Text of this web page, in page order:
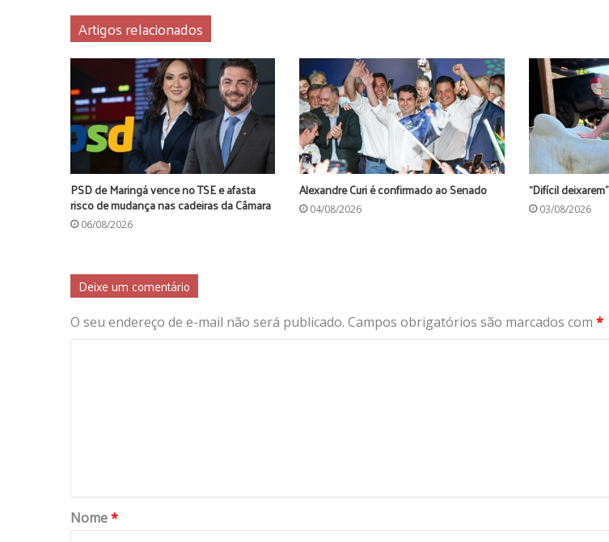
Artigos relacionados
PSD de Maringá vence no TSE e afasta
risco de mudança nas cadeiras da Câmara
06/08/2026
Alexandre Curi é confirmado ao Senado
04/08/2026
“Difícil deixarem”
03/08/2026
Deixe um comentário
O seu endereço de e-mail não será publicado. Campos obrigatórios são marcados com *
Nome*